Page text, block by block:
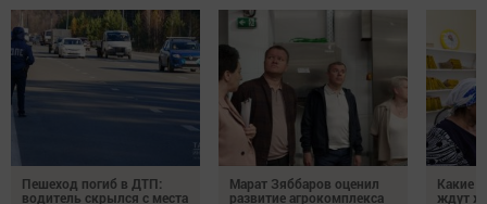
Пешеход погиб в ДТП:
водитель скрылся с места
Марат Зяббаров оценил
развитие агрокомплекса
Какие
ждут